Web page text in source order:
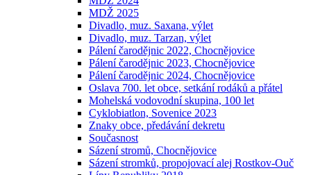
MDŽ 2025
Divadlo, muz. Saxana, výlet
Divadlo, muz. Tarzan, výlet
Pálení čarodějnic 2022, Chocnějovice
Pálení čarodějnic 2023, Chocnějovice
Pálení čarodějnic 2024, Chocnějovice
Oslava 700. let obce, setkání rodáků a přátel
Mohelská vodovodní skupina, 100 let
Cyklobiatlon, Sovenice 2023
Znaky obce, předávání dekretu
Současnost
Sázení stromů, Chocnějovice
Sázení stromků, propojovací alej Rostkov-Ouč